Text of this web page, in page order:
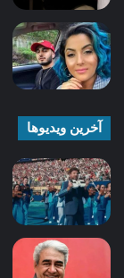
آخرین ویدیوها